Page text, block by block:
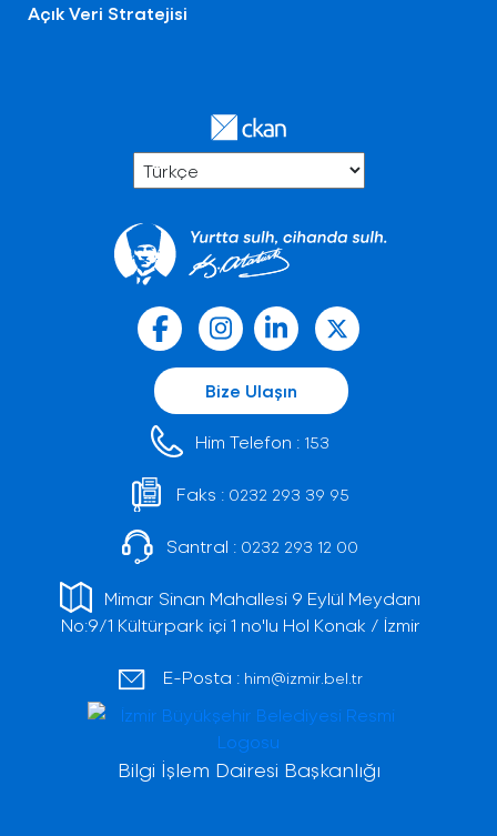
Açık Veri Stratejisi
Bize Ulaşın
Him Telefon : 153
Faks : 0232 293 39 95
Santral : 0232 293 12 00
Mimar Sinan Mahallesi 9 Eylül Meydanı
No:9/1 Kültürpark içi 1 no'lu Hol Konak / İzmir
E-Posta : him@izmir.bel.tr
Bilgi İşlem Dairesi Başkanlığı